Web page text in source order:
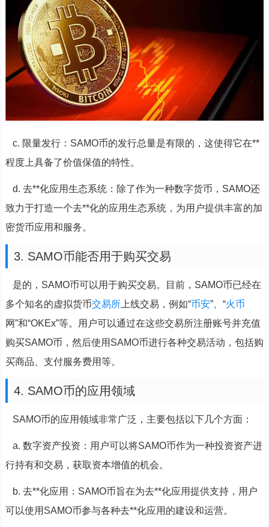
c. 限量发行：SAMO币的发行总量是有限的，这使得它在**
程度上具备了价值保值的特性。
d. 去**化应用生态系统：除了作为一种数字货币，SAMO还
致力于打造一个去**化的应用生态系统，为用户提供丰富的加
密货币应用和服务。
3. SAMO币能否用于购买交易
是的，SAMO币可以用于购买交易。目前，SAMO币已经在
多个知名的虚拟货币交易所上线交易，例如“币安”、“火币
网”和“OKEx”等。用户可以通过在这些交易所注册账号并充值
购买SAMO币，然后使用SAMO币进行各种交易活动，包括购
买商品、支付服务费用等。
4. SAMO币的应用领域
SAMO币的应用领域非常广泛，主要包括以下几个方面：
a. 数字资产投资：用户可以将SAMO币作为一种投资资产进
行持有和交易，获取资本增值的机会。
b. 去**化应用：SAMO币旨在为去**化应用提供支持，用户
可以使用SAMO币参与各种去**化应用的建设和运营。